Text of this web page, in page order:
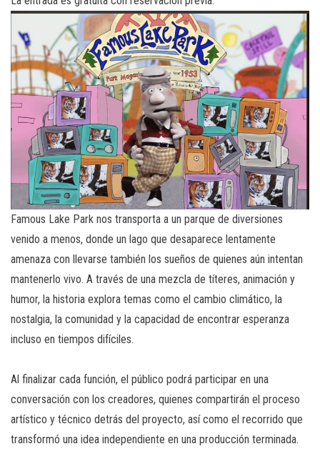
Famous Lake Park nos transporta a un parque de diversiones
venido a menos, donde un lago que desaparece lentamente
amenaza con llevarse también los sueños de quienes aún intentan
mantenerlo vivo. A través de una mezcla de títeres, animación y
humor, la historia explora temas como el cambio climático, la
nostalgia, la comunidad y la capacidad de encontrar esperanza
incluso en tiempos difíciles.
Al finalizar cada función, el público podrá participar en una
conversación con los creadores, quienes compartirán el proceso
artístico y técnico detrás del proyecto, así como el recorrido que
transformó una idea independiente en una producción terminada.